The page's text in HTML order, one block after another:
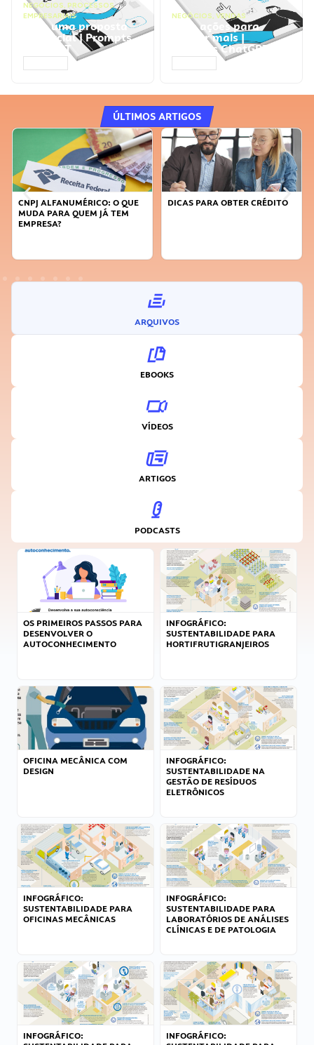
NEGÓCIOS, PROCESSOS
EMPRESARIAIS
Faça uma proposta
comercial | Prompts
ChatGPT
NEGÓCIOS, VENDAS
Faça ações para
vender mais |
Prompts ChatGPT
ÚLTIMOS ARTIGOS
DICAS PARA OBTER CRÉDITO
FAÇA A DIFERENÇA: SEJA
ARQUIVOS
EBOOKS
VÍDEOS
ARTIGOS
PODCASTS
OS PRIMEIROS PASSOS PARA
DESENVOLVER O
AUTOCONHECIMENTO
INFOGRÁFICO:
SUSTENTABILIDADE PARA
HORTIFRUTIGRANJEIROS
OFICINA MECÂNICA COM
DESIGN
INFOGRÁFICO:
SUSTENTABILIDADE NA
GESTÃO DE RESÍDUOS
ELETRÔNICOS
INFOGRÁFICO:
SUSTENTABILIDADE PARA
OFICINAS MECÂNICAS
INFOGRÁFICO:
SUSTENTABILIDADE PARA
LABORATÓRIOS DE ANÁLISES
CLÍNICAS E DE PATOLOGIA
INFOGRÁFICO:
INFOGRÁFICO: